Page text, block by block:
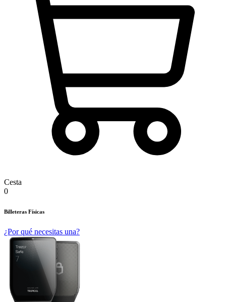
Cesta
0
Billeteras Físicas
¿Por qué necesitas una?